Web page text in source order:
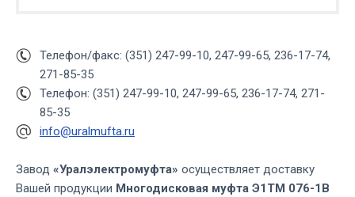
Телефон/факс: (351) 247-99-10, 247-99-65, 236-17-74,
271-85-35
Телефон: (351) 247-99-10, 247-99-65, 236-17-74, 271-
85-35
info@uralmufta.ru
Завод «Уралэлектромуфта» осуществляет доставку
Вашей продукции Многодисковая муфта Э1ТМ 076-1В